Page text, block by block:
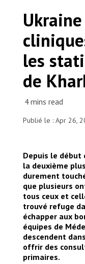
Les États
personnes
de guerre
Urgence Ebola
Séismes au
de MSF
Dons des
Partenariat
Les Amis de
Travailler
Travailler à
Travailler au
Nous
technique
are seen by MSF
medecine student,
2022. She was
where she took
mother and step
war. "We heard
recalls. "When I
explosion near
striked. To a
scared for my
destruction makes
les
de
Publié le : Apr 26,
Depuis le début
la deuxième
durement
que plusieurs
tous ceux et
trouvé refuge
échapper aux
équipes de
descendent
offrir des
primaires.